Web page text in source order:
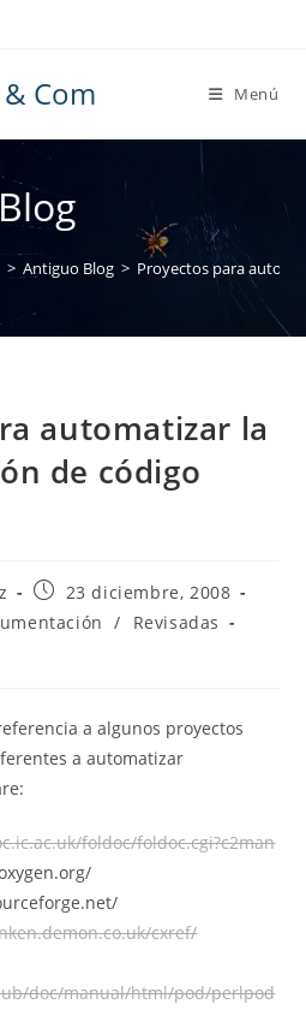
Com Menú
Blog
> Antiguo Blog > Proyectos para
automatizar la
de código
Publicación
de
la
23 diciembre, 2008
/
Revisadas
a algunos proyectos
a automatizar
foldoc/foldoc.cgi?c2man
cxref/
doc/manual/html/pod/perlpod